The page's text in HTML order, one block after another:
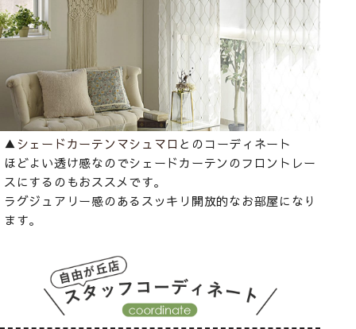
▲シェードカーテンマシュマロ とのコーディネート
ほどよい透け感なのでシェードカーテンのフロントレー
スにするのもおススメです。
ラグジュアリー感のあるスッキリ開放的なお部屋になり
ます。